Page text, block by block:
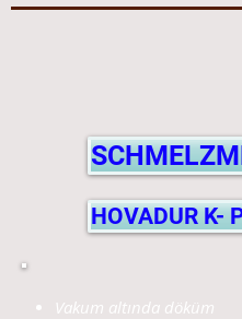
HOVADUR K-
Vakum altında döküm